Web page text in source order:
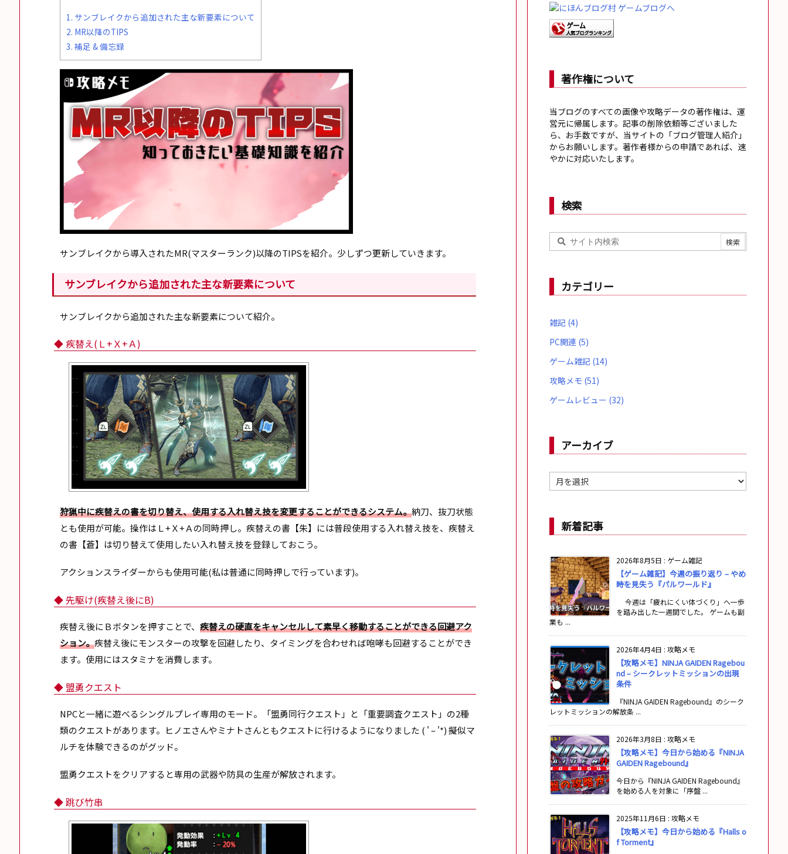
1. サンブレイクから追加された主な新要素について
2. MR以降のTIPS
3. 補足 & 備忘録
サンブレイクから導入されたMR(マスターランク)以降のTIPSを紹介。少しずつ更新していきます。
サンブレイクから追加された主な新要素について
サンブレイクから追加された主な新要素について紹介。
◆ 疾替え(Ｌ+Ｘ+Ａ)
狩猟中に疾替えの書を切り替え、使用する入れ替え技を変更することができるシステム。納刀、抜刀状態
とも使用が可能。操作はＬ+Ｘ+Ａの同時押し。疾替えの書【朱】には普段使用する入れ替え技を、疾替え
の書【蒼】は切り替えて使用したい入れ替え技を登録しておこう。
アクションスライダーからも使用可能(私は普通に同時押しで行っています)。
◆ 先駆け(疾替え後にB)
疾替え後にＢボタンを押すことで、 疾替えの硬直をキャンセルして素早く移動することができる回避アク
ション。疾替え後にモンスターの攻撃を回避したり、タイミングを合わせれば咆哮も回避することができ
ます。使用にはスタミナを消費します。
◆ 盟勇クエスト
NPCと一緒に遊べるシングルプレイ専用のモード。「盟勇同行クエスト」と「重要調査クエスト」の2種
類のクエストがあります。ヒノエさんやミナトさんともクエストに行けるようになりました ( ' – '*) 擬似マ
ルチを体験できるのがグッド。
盟勇クエストをクリアすると専用の武器や防具の生産が解放されます。
◆ 跳び竹串
著作権について
当ブログのすべての画像や攻略データの著作権は、運
営元に帰属します。記事の削除依頼等ございました
ら、お手数ですが、当サイトの「ブログ管理人紹介」
からお願いします。著作者様からの申請であれば、速
やかに対応いたします。
検索
カテゴリー
雑記 (4)
PC関連 (5)
ゲーム雑記 (14)
攻略メモ (51)
ゲームレビュー (32)
アーカイブ
ア
ー
新着記事
2026年8月5日 : ゲーム雑記
【ゲーム雑記】今週の振り返り – やめ
時を見失う『パルワールド』
今週は「疲れにくい体づくり」へ一歩
を踏み出した一週間でした。 ゲームも副
業も ...
2026年4月4日 : 攻略メモ
【攻略メモ】NINJA GAIDEN Ragebou
nd – シークレットミッションの出現
条件
『NINJA GAIDEN Ragebound』のシーク
レットミッションの解放条 ...
2026年3月8日 : 攻略メモ
【攻略メモ】今日から始める『NINJA
GAIDEN Ragebound』
今日から『NINJA GAIDEN Ragebound』
を始める人を対象に「序盤 ...
2025年11月6日 : 攻略メモ
【攻略メモ】今日から始める『Halls o
f Torment』